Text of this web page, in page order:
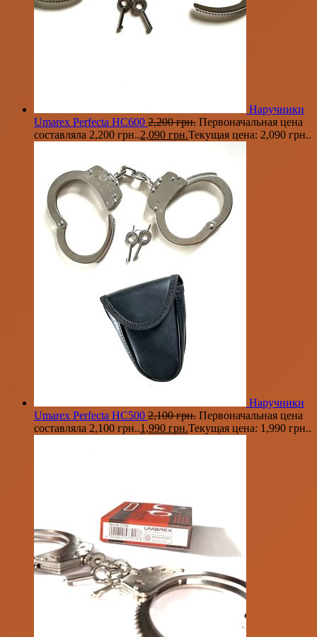
Наручники
Umarex Perfecta HC600 2,200грн. Первоначальная цена
составляла 2,200 грн..2,090 грн.Текущая цена: 2,090 грн..
Наручники
Umarex Perfecta HC500 2,100грн. Первоначальная цена
составляла 2,100 грн..1,990 грн.Текущая цена: 1,990 грн..